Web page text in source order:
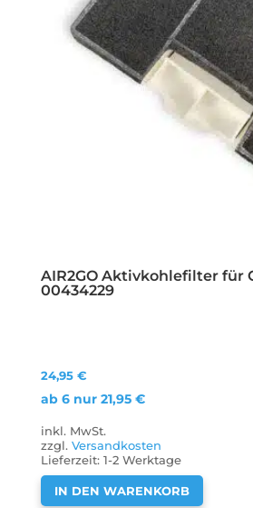
AIR2GO Aktivkohlefilter für
00434229
24,95€
ab 6 nur21,95€
inkl. MwSt.
zzgl.Versandkosten
Lieferzeit:1-2 Werktage
IN DEN WARENKORB